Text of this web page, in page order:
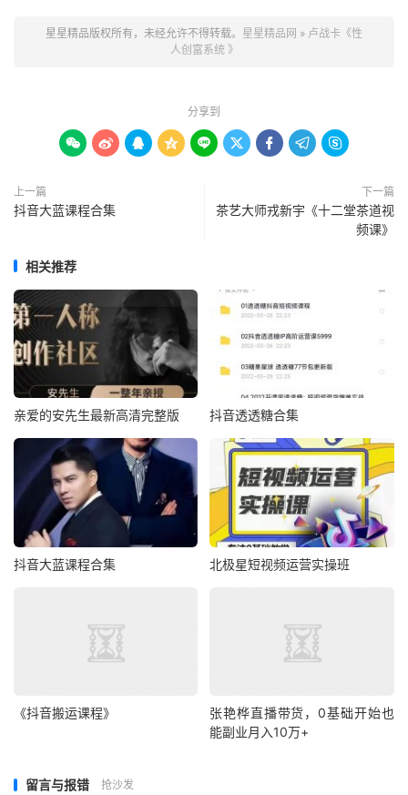
星星精品版权所有，未经允许不得转载。 星星精品网 » 卢战卡《‮性
人‬创‮系富‬统 》
分享到
        
上一篇
抖音大蓝课程合集
下一篇
茶艺大师戎新宇《十二堂茶道视
频课》
相关推荐
亲爱的安先生最新高清完整版 抖音透透糖合集
抖音大蓝课程合集 北极星短视频运营实操班
《抖音搬运‭‮程课‬‬》
张艳桦直播带货，0基础开始也
能副业月入10万+
留言与报错 抢沙发